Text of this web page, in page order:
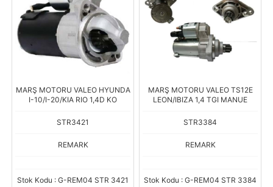
MARŞ MOTORU VALEO HYUNDA
I-10/I-20/KIA RIO 1,4D KO
STR3421
REMARK
Stok Kodu : G-REM04 STR 3421
MARŞ MOTORU VALEO TS12E
LEON/IBIZA 1,4 TGI MANUE
STR3384
REMARK
Stok Kodu : G-REM04 STR 3384